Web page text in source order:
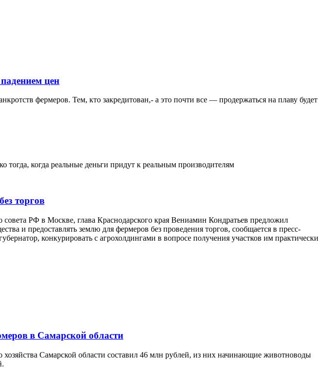
цен
фермеров. Тем, кто закредитован,- а это почти все — продержаться на плаву будет
тогда, когда реальные деньги придут к реальным производителям
торгов
совета РФ в Москве, глава Краснодарского края Вениамин Кондратьев предложил
и предоставлять землю для фермеров без проведения торгов, сообщается в пресс-
конкурировать с агрохолдингами в вопросе получения участков им практически
в Самарской области
хозяйства Самарской области составил 46 млн рублей, из них начинающие животноводы